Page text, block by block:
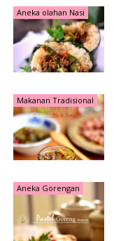
Aneka olahan Nasi
Makanan Tradisional
Aneka Gorengan